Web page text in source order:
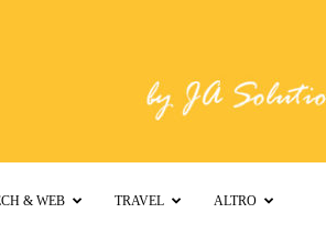
& WEB TRAVEL ALTRO